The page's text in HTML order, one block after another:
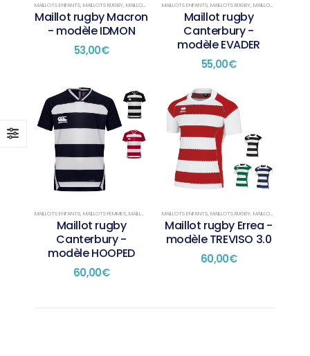
MAILLOTS ENFANTS, MAILLOTS RUGBY, MAILLOTS SUR STOCK
Maillot rugby Macron
- modèle IDMON
53,00€
MAILLOTS ENFANTS, MAILLOTS RUGBY, MAILLOTS SUR STOCK
Maillot rugby
Canterbury -
modèle EVADER
55,00€
MAILLOTS ENFANTS, MAILLOTS FEMMES, MAILLOTS RUGBY ,MAILLOTS SUR STOCK
Maillot rugby
Canterbury -
modèle HOOPED
60,00€
MAILLOTS ENFANTS, MAILLOTS RUGBY, MAILLOTS SUR STOCK
Maillot rugby Errea -
modèle TREVISO 3.0
60,00€